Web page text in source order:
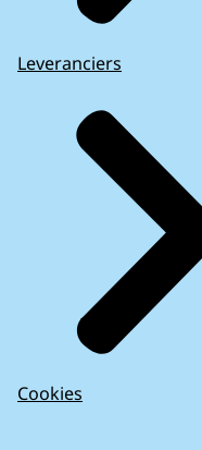
Leveranciers
Cookies